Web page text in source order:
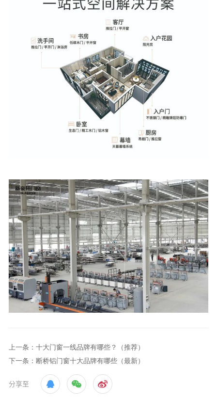
上一条：十大门窗一线品牌有哪些？（推荐）
下一条：断桥铝门窗十大品牌有哪些（最新）
分享至